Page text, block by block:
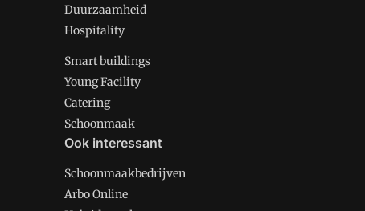
Duurzaamheid
Hospitality
Smart buildings
Young Facility
Catering
Schoonmaak
Ook interessant
Schoonmaakbedrijven
Arbo Online